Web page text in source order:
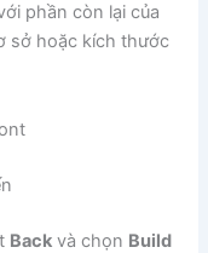
phần còn lại của
sở hoặc kích thước
Back và chọn Build